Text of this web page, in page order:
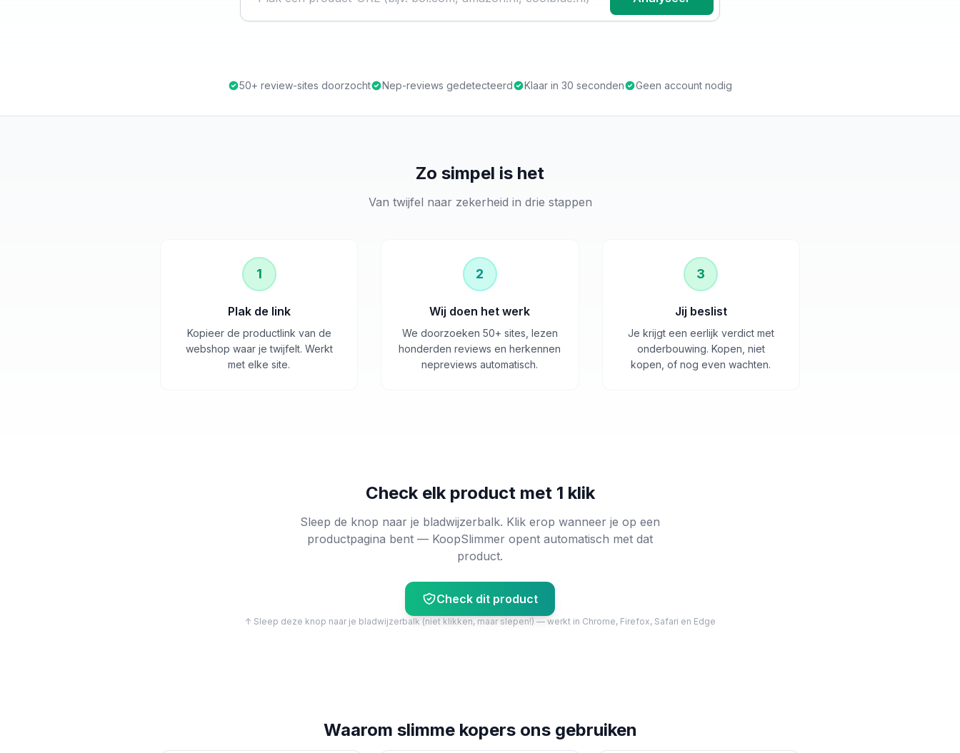
50+ review-sites doorzocht Nep-reviews gedetecteerd Klaar in 30 seconden Geen account nodig
Zo simpel is het
Van twijfel naar zekerheid in drie stappen
1
Plak de link
Kopieer de productlink van de
webshop waar je twijfelt. Werkt
met elke site.
2
Wij doen het werk
We doorzoeken 50+ sites, lezen
honderden reviews en herkennen
nepreviews automatisch.
3
Jij beslist
Je krijgt een eerlijk verdict met
onderbouwing. Kopen, niet
kopen, of nog even wachten.
Check elk product met 1 klik
Sleep de knop naar je bladwijzerbalk. Klik erop wanneer je op een
productpagina bent — KoopSlimmer opent automatisch met dat
product.
Check dit product
↑ Sleep deze knop naar je bladwijzerbalk (niet klikken, maar slepen!) — werkt in Chrome, Firefox, Safari en Edge
Waarom slimme kopers ons gebruiken